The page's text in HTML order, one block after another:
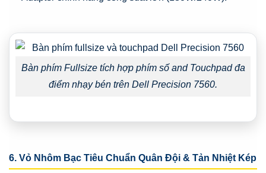
Bàn phím Fullsize tích hợp phím số and Touchpad đa
điểm nhạy bén trên Dell Precision 7560.
6. Vỏ Nhôm Bạc Tiêu Chuẩn Quân Đội & Tản Nhiệt Kép